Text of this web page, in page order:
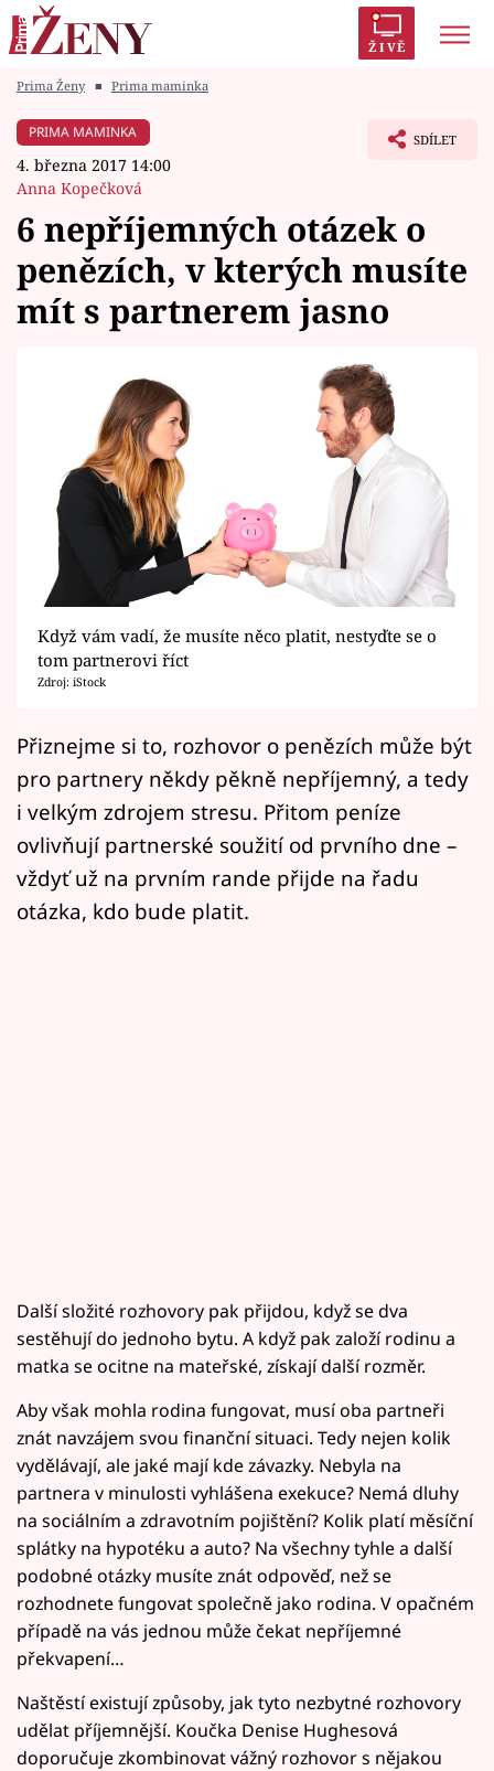
ŽIVĚ
Módní alarm
Zrádci
Témata
Celebrity
Seriály
Horoskopy
Sledujte prima+
Filmový festival Karlovy Vary
Pořady
Přihlášení
Sledujte nás
Prima Ženy ■ Prima maminka
PRIMA MAMINKA
4. března 2017 14:00
Anna Kopečková
SDÍLET
6 nepříjemných otázek o
penězích, v kterých musíte
mít s partnerem jasno
Když vám vadí, že musíte něco platit, nestyďte se o
tom partnerovi říct
Zdroj: iStock
Přiznejme si to, rozhovor o penězích může být
pro partnery někdy pěkně nepříjemný, a tedy
i velkým zdrojem stresu. Přitom peníze
ovlivňují partnerské soužití od prvního dne –
vždyť už na prvním rande přijde na řadu
otázka, kdo bude platit.
Další složité rozhovory pak přijdou, když se dva
sestěhují do jednoho bytu. A když pak založí rodinu a
matka se ocitne na mateřské, získají další rozměr.
Aby však mohla rodina fungovat, musí oba partneři
znát navzájem svou finanční situaci. Tedy nejen kolik
vydělávají, ale jaké mají kde závazky. Nebyla na
partnera v minulosti vyhlášena exekuce? Nemá dluhy
na sociálním a zdravotním pojištění? Kolik platí měsíční
splátky na hypotéku a auto? Na všechny tyhle a další
podobné otázky musíte znát odpověď, než se
rozhodnete fungovat společně jako rodina. V opačném
případě na vás jednou může čekat nepříjemné
překvapení…
Naštěstí existují způsoby, jak tyto nezbytné rozhovory
udělat příjemnější. Koučka Denise Hughesová
doporučuje zkombinovat vážný rozhovor s nějakou